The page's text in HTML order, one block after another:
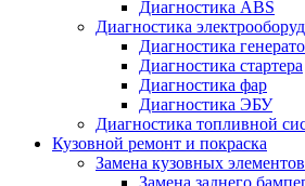
Диагностика ABS
Диагностика
Диагностика
Диагностика стартера
Диагностика фар
Диагностика ЭБУ
Диагностика топливной
Кузовной ремонт и покраска
Замена кузовных элементов
Замена заднего